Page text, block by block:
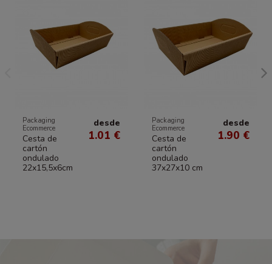
Packaging
Ecommerce
Cesta de
cartón
ondulado
22x15,5x6cm
desde
1.01 €
Packaging
Ecommerce
Cesta de
cartón
ondulado
37x27x10 cm
desde
1.90 €